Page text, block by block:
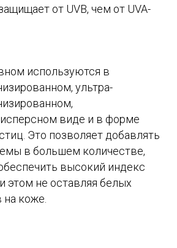
от UVB, чем от UVA-
используются в
ультра-
виде и в форме
Это позволяет добавлять
в большем количестве,
высокий индекс
этом не оставляя белых
коже.